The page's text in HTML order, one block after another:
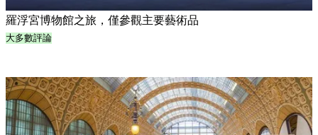
羅浮宮博物館之旅，僅參觀主要藝術品
大多數評論